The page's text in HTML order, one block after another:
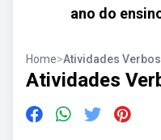
ano do
Home>Atividades
Atividades